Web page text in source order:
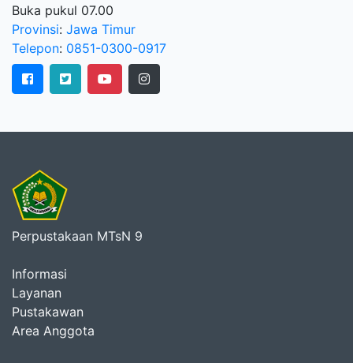
Buka pukul 07.00
Provinsi: Jawa Timur
Telepon: 0851-0300-0917
Perpustakaan MTsN 9
Informasi
Layanan
Pustakawan
Area Anggota